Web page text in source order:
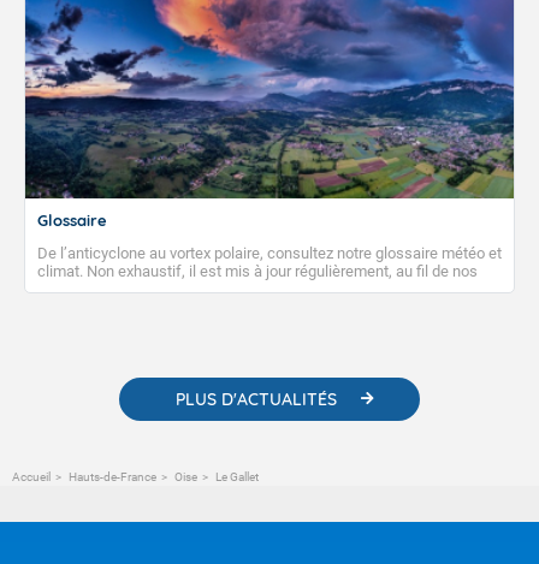
Glossaire
De l’anticyclone au vortex polaire, consultez notre glossaire météo et
climat. Non exhaustif, il est mis à jour régulièrement, au fil de nos
publications. Vous y trouverez également des liens utiles vers nos
PLUS D'ACTUALITÉS
Accueil Hauts-de-France Oise Le Gallet